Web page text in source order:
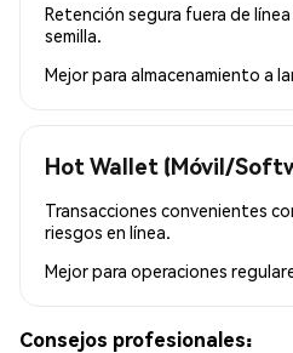
Retención segura fuera de
semilla.
Mejor para almacenamiento a
Hot Wallet (Móvil/
Transacciones convenientes
riesgos en línea.
Mejor para operaciones
Consejos profesionales: